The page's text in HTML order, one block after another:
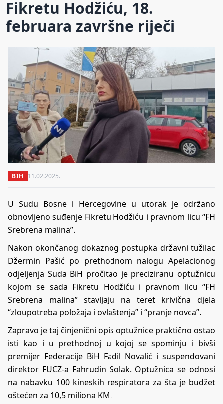
Fikretu Hodžiću, 18.
februara završne riječi
BIH 11.02.2025.
U Sudu Bosne i Hercegovine u utorak je održano
obnovljeno suđenje Fikretu Hodžiću i pravnom licu “FH
Srebrena malina”.
Nakon okončanog dokaznog postupka državni tužilac
Džermin Pašić po prethodnom nalogu Apelacionog
odjeljenja Suda BiH pročitao je preciziranu optužnicu
kojom se sada Fikretu Hodžiću i pravnom licu “FH
Srebrena malina” stavljaju na teret krivična djela
“zloupotreba položaja i ovlaštenja” i “pranje novca”.
Zapravo je taj činjenični opis optužnice praktično ostao
isti kao i u prethodnoj u kojoj se spominju i bivši
premijer Federacije BiH Fadil Novalić i suspendovani
direktor FUCZ-a Fahrudin Solak. Optužnica se odnosi
na nabavku 100 kineskih respiratora za šta je budžet
oštećen za 10,5 miliona KM.